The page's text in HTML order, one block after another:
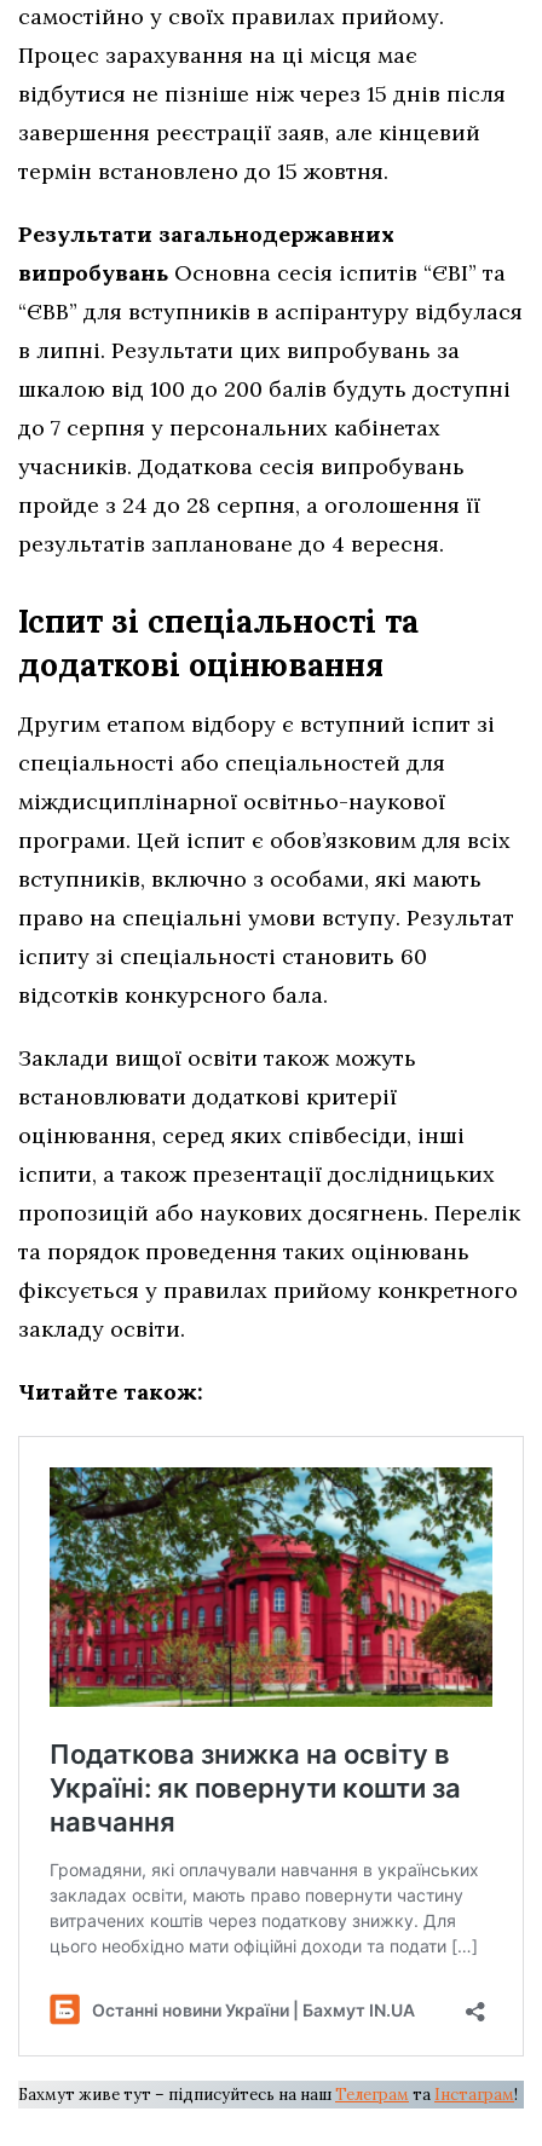
самостійно у своїх правилах прийому.
Процес зарахування на ці місця має
відбутися не пізніше ніж через 15 днів після
завершення реєстрації заяв, але кінцевий
термін встановлено до 15 жовтня.
Результати загальнодержавних
випробувань Основна сесія іспитів “ЄВІ” та
“ЄВВ” для вступників в аспірантуру відбулася
в липні. Результати цих випробувань за
шкалою від 100 до 200 балів будуть доступні
до 7 серпня у персональних кабінетах
учасників. Додаткова сесія випробувань
пройде з 24 до 28 серпня, а оголошення її
результатів заплановане до 4 вересня.
Іспит зі спеціальності та
додаткові оцінювання
Другим етапом відбору є вступний іспит зі
спеціальності або спеціальностей для
міждисциплінарної освітньо-наукової
програми. Цей іспит є обов’язковим для всіх
вступників, включно з особами, які мають
право на спеціальні умови вступу. Результат
іспиту зі спеціальності становить 60
відсотків конкурсного бала.
Заклади вищої освіти також можуть
встановлювати додаткові критерії
оцінювання, серед яких співбесіди, інші
іспити, а також презентації дослідницьких
пропозицій або наукових досягнень. Перелік
та порядок проведення таких оцінювань
фіксується у правилах прийому конкретного
закладу освіти.
Читайте також:
Бахмут живе тут – підписуйтесь на нашТелеграм та Інстаграм!